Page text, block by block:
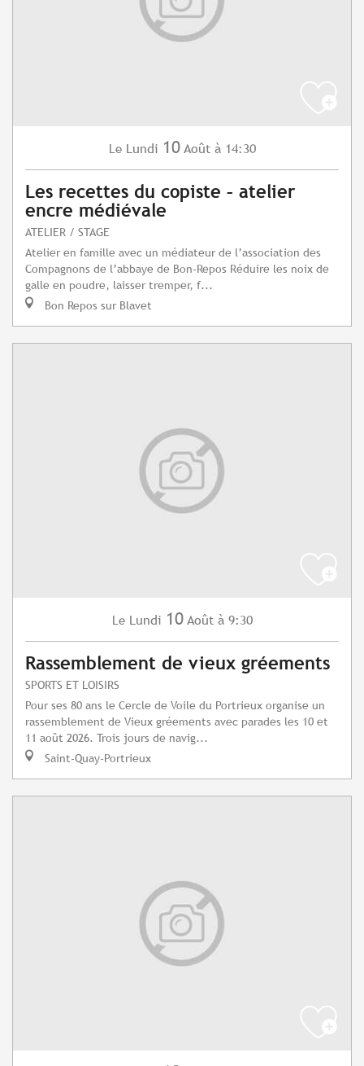
Le Lundi 10 Août à 14:30
Les recettes du copiste – atelier
encre médiévale
ATELIER / STAGE
Atelier en famille avec un médiateur de l’association des
Compagnons de l’abbaye de Bon-Repos Réduire les noix de
galle en poudre, laisser tremper, f...
Bon Repos sur Blavet
Le Lundi 10 Août à 9:30
Rassemblement de vieux gréements
SPORTS ET LOISIRS
Pour ses 80 ans le Cercle de Voile du Portrieux organise un
rassemblement de Vieux gréements avec parades les 10 et
11 août 2026. Trois jours de navig...
Saint-Quay-Portrieux